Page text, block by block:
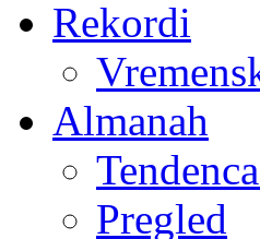
Rekordi
Almanah
Pregled